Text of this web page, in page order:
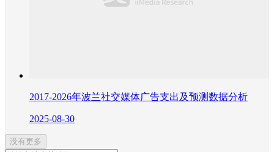
2017-2026年波兰社交媒体广告支出及预测数据分析
2025-08-30
没有更多